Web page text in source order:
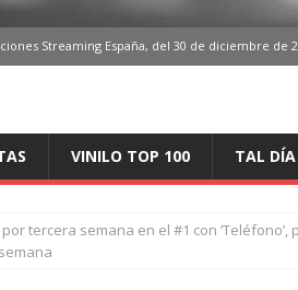
Streaming España, del 30 de diciembre de
VINILO TOP 100 TAL
tercera semana en el #1 con ‘Teléfono’,